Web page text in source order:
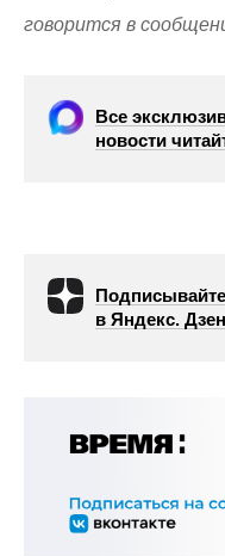
говорится в
Все
новости
в Яндекс. Дзен